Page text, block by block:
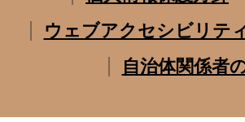
ウェブアクセシビリテ
自治体関係者